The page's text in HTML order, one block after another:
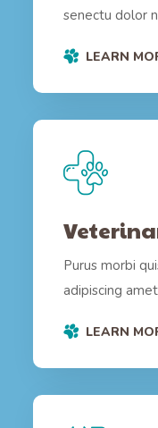
senectu dolor
LEARN
Purus morbi
adipiscing
LEARN